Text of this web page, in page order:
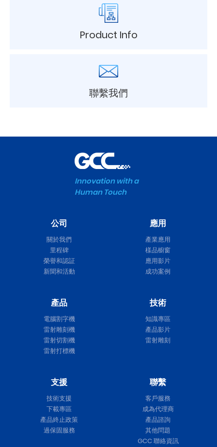
Product Info
聯繫我們
Innovation with a
Human Touch
公司
關於我們
里程碑
榮譽和認証
新聞和活動
應用
產業應用
樣品櫥窗
應用影片
成功案例
產品
電腦割字機
雷射雕刻機
雷射切割機
雷射打標機
技術
知識專區
產品影片
雷射雕刻
支援
技術支援
下載專區
產品終止政策
過保固服務
聯繫
客戶服務
成為代理商
產品諮詢
其他問題
GCC 聯絡資訊